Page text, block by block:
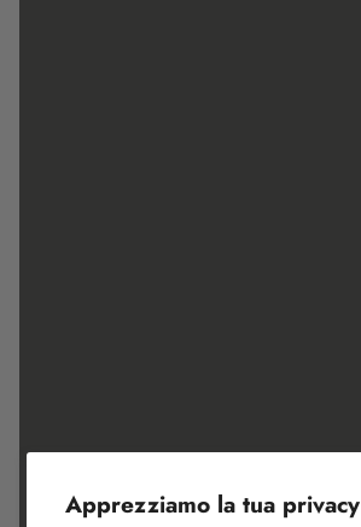
Apprezziamo la tua privacy